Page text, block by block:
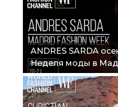
ANDRES SARDA
Неделя моды в